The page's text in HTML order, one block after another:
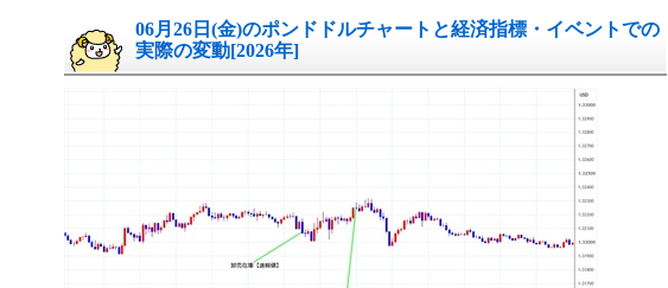
06月26日(金)のポンドドルチャートと経済指標・イベントでの
実際の変動[2026年]